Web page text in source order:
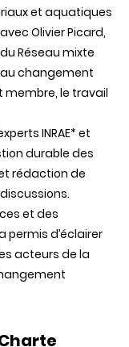
et aquatiques
Olivier Picard,
Réseau mixte
changement
membre, le travail
INRAE* et
durable des
rédaction de
et des
permis d’éclairer
acteurs de la